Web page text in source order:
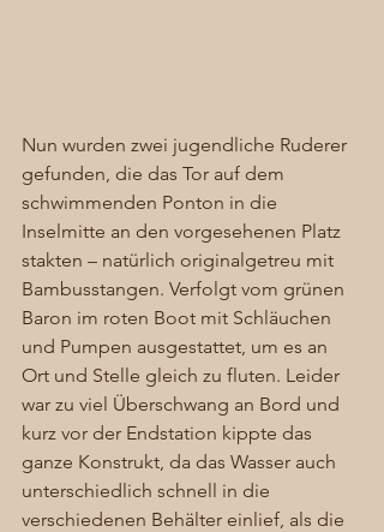
Nun wurden zwei jugendliche Ruderer
gefunden, die das Tor auf dem
schwimmenden Ponton in die
Inselmitte an den vorgesehenen Platz
stakten – natürlich originalgetreu mit
Bambusstangen. Verfolgt vom grünen
Baron im roten Boot mit Schläuchen
und Pumpen ausgestattet, um es an
Ort und Stelle gleich zu fluten. Leider
war zu viel Überschwang an Bord und
kurz vor der Endstation kippte das
ganze Konstrukt, da das Wasser auch
unterschiedlich schnell in die
verschiedenen Behälter einlief, als die